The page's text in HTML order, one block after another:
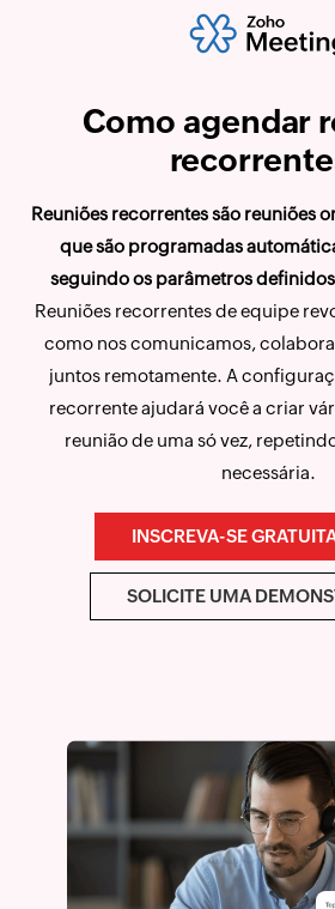
Como agendar
Reuniões recorrentes são reuniões
que são programadas
seguindo os parâmetros
Reuniões recorrentes de equipe
como nos comunicamos,
juntos remotamente. A
recorrente ajudará você a criar
reunião de uma só vez,
necessária.
INSCREVA-SE
SOLICITE UMA